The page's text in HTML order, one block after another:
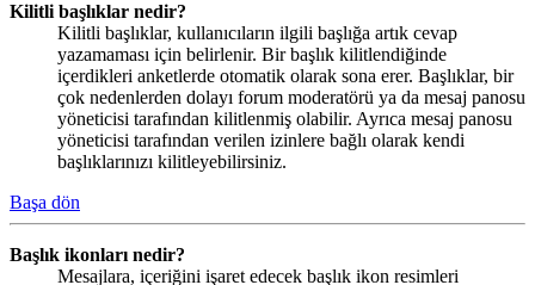
Kilitli başlıklar nedir?
Kilitli başlıklar, kullanıcıların ilgili başlığa artık cevap
yazamaması için belirlenir. Bir başlık kilitlendiğinde
içerdikleri anketlerde otomatik olarak sona erer. Başlıklar, bir
çok nedenlerden dolayı forum moderatörü ya da mesaj panosu
yöneticisi tarafından kilitlenmiş olabilir. Ayrıca mesaj panosu
yöneticisi tarafından verilen izinlere bağlı olarak kendi
başlıklarınızı kilitleyebilirsiniz.
Başa dön
Başlık ikonları nedir?
Mesajlara, içeriğini işaret edecek başlık ikon resimleri